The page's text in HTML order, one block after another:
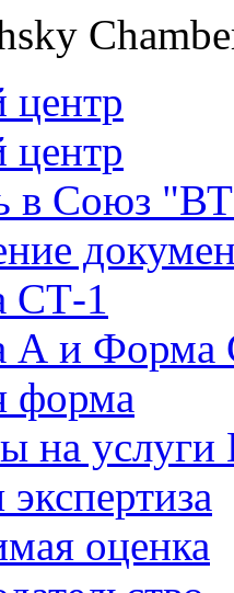
в Союз
СТ-1
А и Форма
форма
на
оценка